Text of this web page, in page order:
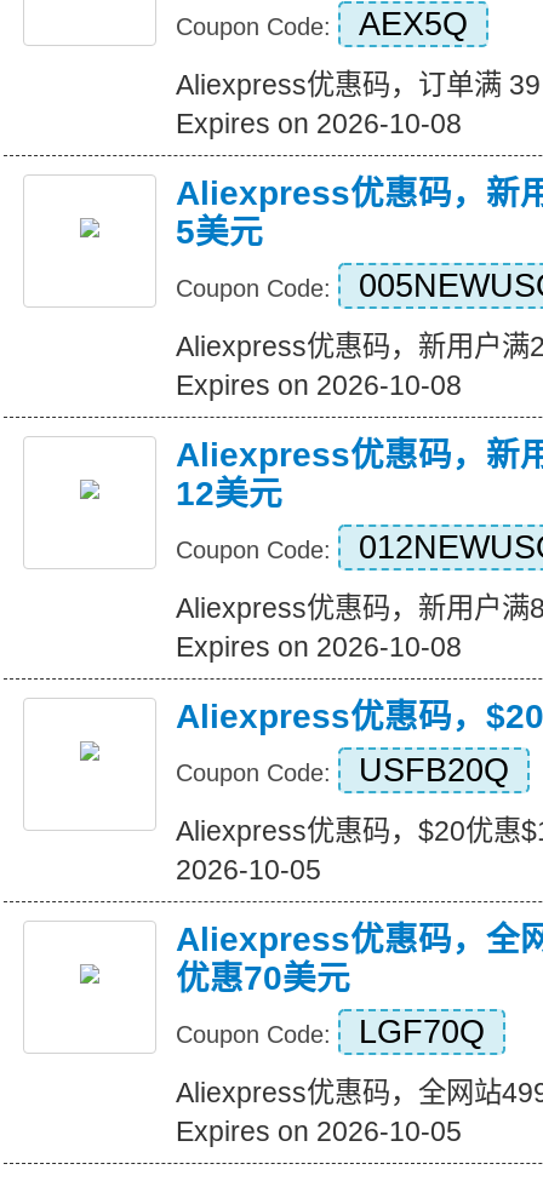
Coupon Code: AEX5Q
Aliexpress优惠码，订单满
Expires on 2026-10-08
Aliexpress优惠码，新
5美元
Coupon Code:
Aliexpress优惠码，新用户满
Expires on 2026-10-08
Aliexpress优惠码，新
12美元
Coupon Code:
Aliexpress优惠码，新用户满
Expires on 2026-10-08
Aliexpress优惠码，
Coupon Code: USFB20Q
Aliexpress优惠码，$20优惠
2026-10-05
Aliexpress优惠码，全
优惠70美元
Coupon Code: LGF70Q
Aliexpress优惠码，全网站
Expires on 2026-10-05